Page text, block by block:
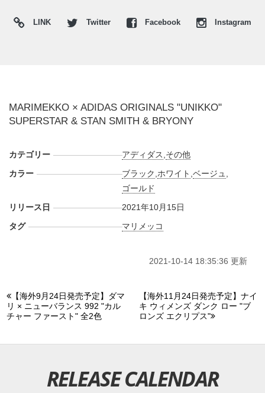
LINK Twitter Facebook Instagram
MARIMEKKO × ADIDAS ORIGINALS "UNIKKO"
SUPERSTAR & STAN SMITH & BRYONY
カテゴリー アディダス その他
カラー
ブラック ホワイト ,ベージュ
ゴールド
リリース日
2021年10月15日
タグ
マリメッコ
2021-10-14 18:35:36 更新
【海外9月24日発売予定】ダマ
リ × ニューバランス 992 "カル
チャー ファースト" 全2色
【海外11月24日発売予定】ナイ
キ ウィメンズ ダンク ロー "ブ
ロンズ エクリプス"
RELEASE CALENDAR